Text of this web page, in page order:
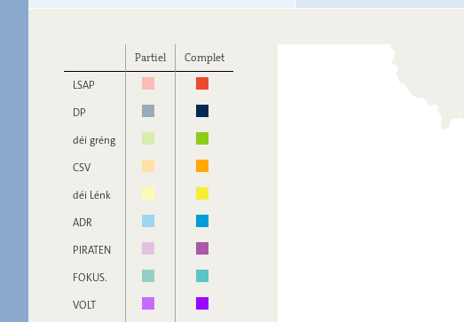
Partiel
Complet
LSAP
DP
déi gréng
CSV
déi Lénk
ADR
PIRATEN
FOKUS.
VOLT